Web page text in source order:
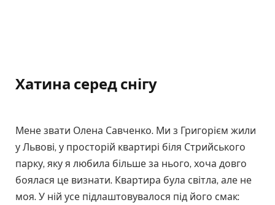
Хатина серед снігу
Мене звати Олена Савченко. Ми з Григорієм жили
у Львові, у просторій квартирі біля Стрийського
парку, яку я любила більше за нього, хоча довго
боялася це визнати. Квартира була світла, але не
моя. У ній усе підлаштовувалося під його смак: